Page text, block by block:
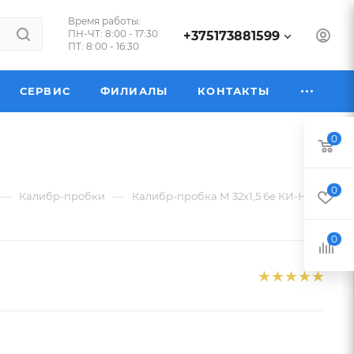
Время работы:
ПН-ЧТ: 8:00 - 17:30
ПТ: 8:00 - 16:30
+375173881599
СЕРВИС ФИЛИАЛЫ КОНТАКТЫ
— Калибр-пробки — Калибр-пробка М 32х1,5 6e КИ-НЕ
0
0
0